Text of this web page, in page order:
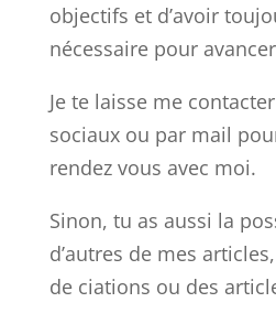
objectifs et d’avoir
nécessaire pour
Je te laisse me
sociaux ou par mail
rendez vous avec moi.
Sinon, tu as aussi la
d’autres de mes
de ciations ou des